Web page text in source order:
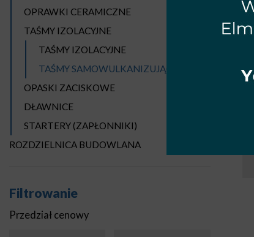
OPRAWKI CERAMICZNE
TAŚMY IZOLACYJNE
TAŚMY IZOLACYJNE
TAŚMY SAMOWULKANIZUJĄCE
OPASKI ZACISKOWE
DŁAWNICE
STARTERY (ZAPŁONNIKI)
ROZDZIELNICA BUDOWLANA
Filtrowanie
Przedział cenowy